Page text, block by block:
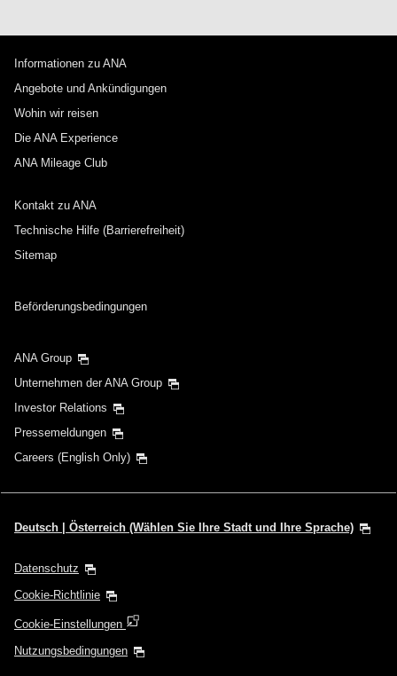
Informationen zu ANA
Angebote und Ankündigungen
Wohin wir reisen
Die ANA Experience
ANA Mileage Club
Kontakt zu ANA
Technische Hilfe (Barrierefreiheit)
Sitemap
Beförderungsbedingungen
ANA Group
Unternehmen der ANA Group
Investor Relations
Pressemeldungen
Careers (English Only)
Deutsch | Österreich (Wählen Sie Ihre Stadt und Ihre Sprache)
Datenschutz
Cookie-Richtlinie
Cookie-Einstellungen
Nutzungsbedingungen